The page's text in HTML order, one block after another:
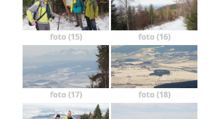
foto (15) foto (16)
foto (17) foto (18)